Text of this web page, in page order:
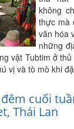
không
thực mà
văn hóa
những
vật Tubtim ở
vị và tò mò khi
cuối
Thái Lan